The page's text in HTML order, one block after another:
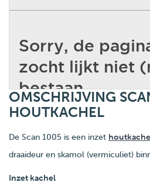
OMSCHRIJVING
HOUTKACHEL
De Scan 1005 is een inzet
draaideur en skamol (vermiculiet)
Inzet kachel